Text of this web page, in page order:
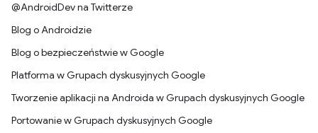
@AndroidDev na Twitterze
Blog o Androidzie
Blog o bezpieczeństwie w Google
Platforma w Grupach dyskusyjnych Google
Tworzenie aplikacji na Androida w Grupach dyskusyjnych Google
Portowanie w Grupach dyskusyjnych Google